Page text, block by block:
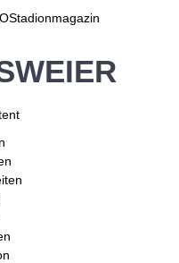
Stadionmagazin